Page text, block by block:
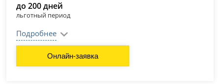
до 200 дней
льготный период
Подробнее
Онлайн-заявка